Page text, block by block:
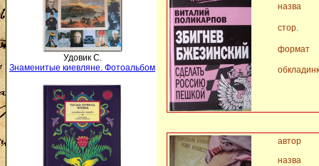
Удовик С.
Знаменитые киевляне. Фотоальбом
назва
стор.
формат
автор
назва